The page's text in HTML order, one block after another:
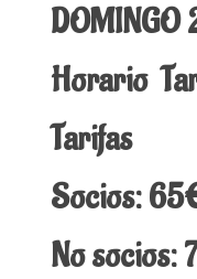
Horario
Tarifas
Socios:
No